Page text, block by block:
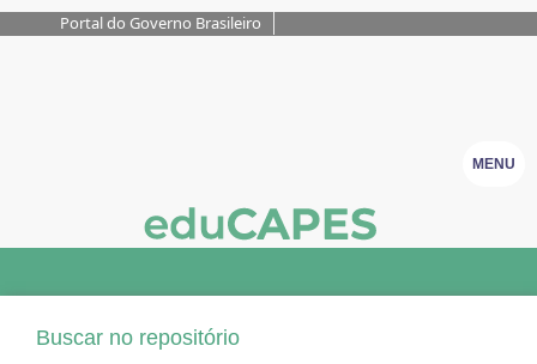
Portal do Governo Brasileiro
MENU